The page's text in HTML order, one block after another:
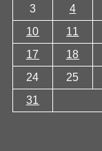
3
4
10
11
17
18
24
25
31